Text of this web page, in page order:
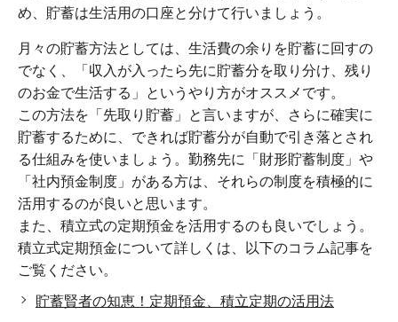
め、貯蓄は生活用の口座と分けて行いましょう。
月々の貯蓄方法としては、生活費の余りを貯蓄に回すの
でなく、「収入が入ったら先に貯蓄分を取り分け、残り
のお金で生活する」というやり方がオススメです。
この方法を「先取り貯蓄」と言いますが、さらに確実に
貯蓄するために、できれば貯蓄分が自動で引き落とされ
る仕組みを使いましょう。勤務先に「財形貯蓄制度」や
「社内預金制度」がある方は、それらの制度を積極的に
活用するのが良いと思います。
また、積立式の定期預金を活用するのも良いでしょう。
積立式定期預金について詳しくは、以下のコラム記事を
ご覧ください。
貯蓄賢者の知恵！定期預金、積立定期の活用法